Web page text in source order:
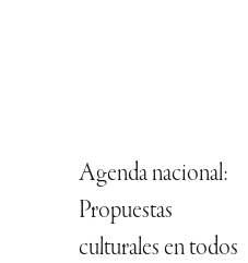
Agenda nacional:
Propuestas
culturales en todos